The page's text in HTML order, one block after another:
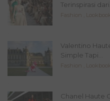
Terinspirasi dari...
Fashion Lookbook
Valentino
Simple Tapi...
Fashion Lookbook
Chanel Haute